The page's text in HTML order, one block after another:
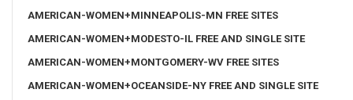
AMERICAN-WOMEN+MINNEAPOLIS-MN FREE SITES
AMERICAN-WOMEN+MODESTO-IL FREE AND SINGLE SITE
AMERICAN-WOMEN+MONTGOMERY-WV FREE SITES
AMERICAN-WOMEN+OCEANSIDE-NY FREE AND SINGLE SITE